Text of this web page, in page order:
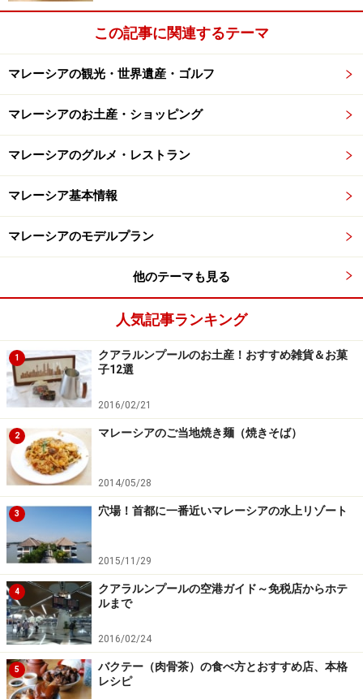
この記事に関連するテーマ
マレーシアの観光・世界遺産・ゴルフ
マレーシアのお土産・ショッピング
マレーシアのグルメ・レストラン
マレーシア基本情報
マレーシアのモデルプラン
他のテーマも見る
人気記事ランキング
1
クアラルンプールのお土産！おすすめ雑貨＆お菓
子12選
2016/02/21
2 マレーシアのご当地焼き麺（焼きそば）
2014/05/28
3 穴場！首都に一番近いマレーシアの水上リゾート
2015/11/29
4
クアラルンプールの空港ガイド～免税店からホテ
ルまで
2016/02/24
5
バクテー（肉骨茶）の食べ方とおすすめ店、本格
レシピ